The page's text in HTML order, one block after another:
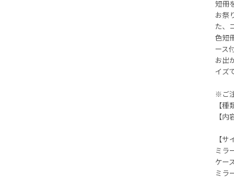
短冊
お祭
た、
色短
ース
お出
イズ
※ご
【
【
【サ
ミラ
ケー
ミラ